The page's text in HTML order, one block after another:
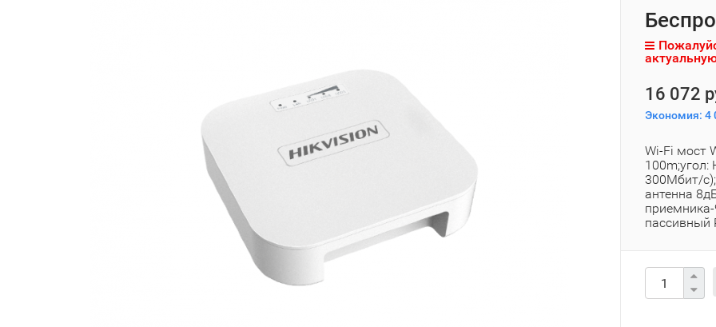
16 072
Экономия: 4
Wi-Fi мост
100m;угол:
300Мбит/
антенна
пассивный